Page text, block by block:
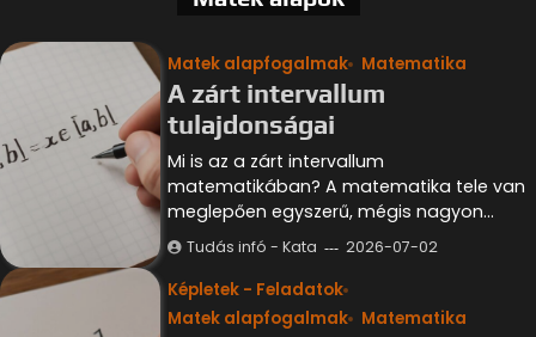
Matek alapfogalmak Matematika
A zárt intervallum
tulajdonságai
Mi is az a zárt intervallum
matematikában? A matematika tele van
meglepően egyszerű, mégis nagyon…
Tudás infó - Kata 2026-07-02
Képletek - Feladatok
Matek alapfogalmak
Matematika